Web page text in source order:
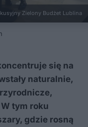
Zielony Budżet Lublina
się na
naturalnie,
tym roku
gdzie rosną